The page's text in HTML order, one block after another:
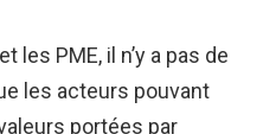
les PME, il n’y a pas de
les acteurs pouvant
portées par